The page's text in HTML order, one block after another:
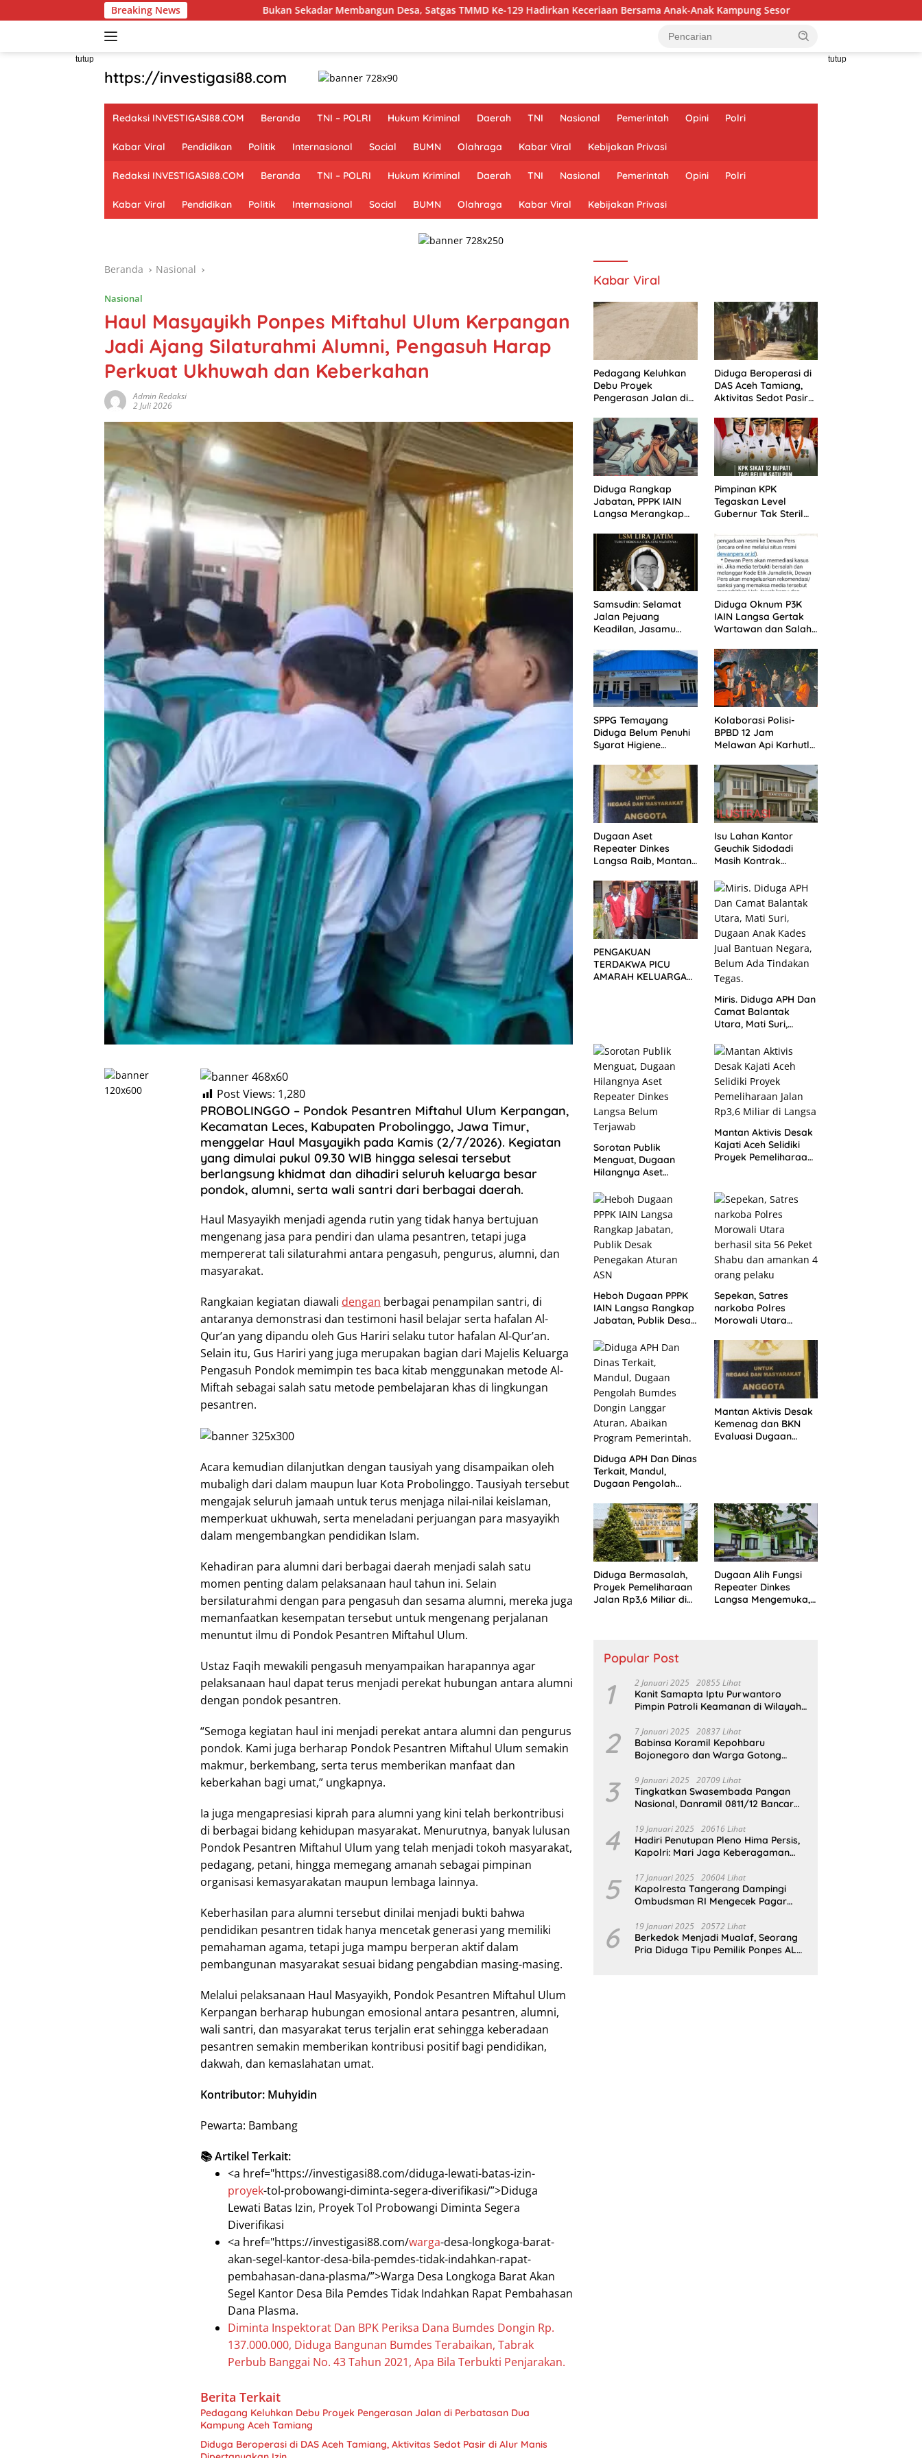
ke
Breaking NewsBukan Sekadar Membangun Desa, Satgas TMMD Ke-129 Hadirkan Keceriaan Bersama Anak-Anak Kampung Sesor Wapang TNI Tinjau Kesiapan Yonif TP di
tutup tutup
https://investigasi88.com
Redaksi INVESTIGASI88.COM Beranda TNI – POLRI Hukum Kriminal Daerah TNI Nasional Pemerintah Opini Polri
Kabar Viral Pendidikan Politik Internasional Social BUMN Olahraga Kabar Viral Kebijakan Privasi
Redaksi INVESTIGASI88.COM Beranda TNI – POLRI Hukum Kriminal Daerah TNI Nasional Pemerintah Opini Polri
Kabar Viral Pendidikan Politik Internasional Social BUMN Olahraga Kabar Viral Kebijakan Privasi
Beranda Nasional
Nasional
Haul Masyayikh Ponpes Miftahul Ulum Kerpangan
Jadi Ajang Silaturahmi Alumni, Pengasuh Harap
Perkuat Ukhuwah dan Keberkahan
Admin Redaksi
2 Juli 2026
Post Views: 1,280
PROBOLINGGO – Pondok Pesantren Miftahul Ulum Kerpangan,
Kecamatan Leces, Kabupaten Probolinggo, Jawa Timur,
menggelar Haul Masyayikh pada Kamis (2/7/2026). Kegiatan
yang dimulai pukul 09.30 WIB hingga selesai tersebut
berlangsung khidmat dan dihadiri seluruh keluarga besar
pondok, alumni, serta wali santri dari berbagai daerah.
Haul Masyayikh menjadi agenda rutin yang tidak hanya bertujuan
mengenang jasa para pendiri dan ulama pesantren, tetapi juga
mempererat tali silaturahmi antara pengasuh, pengurus, alumni, dan
masyarakat.
Rangkaian kegiatan diawali dengan berbagai penampilan santri, di
antaranya demonstrasi dan testimoni hasil belajar serta hafalan Al-
Qur’an yang dipandu oleh Gus Hariri selaku tutor hafalan Al-Qur’an.
Selain itu, Gus Hariri yang juga merupakan bagian dari Majelis Keluarga
Pengasuh Pondok memimpin tes baca kitab menggunakan metode Al-
Miftah sebagai salah satu metode pembelajaran khas di lingkungan
pesantren.
Acara kemudian dilanjutkan dengan tausiyah yang disampaikan oleh
mubaligh dari dalam maupun luar Kota Probolinggo. Tausiyah tersebut
mengajak seluruh jamaah untuk terus menjaga nilai-nilai keislaman,
memperkuat ukhuwah, serta meneladani perjuangan para masyayikh
dalam mengembangkan pendidikan Islam.
Kehadiran para alumni dari berbagai daerah menjadi salah satu
momen penting dalam pelaksanaan haul tahun ini. Selain
bersilaturahmi dengan para pengasuh dan sesama alumni, mereka juga
memanfaatkan kesempatan tersebut untuk mengenang perjalanan
menuntut ilmu di Pondok Pesantren Miftahul Ulum.
Ustaz Faqih mewakili pengasuh menyampaikan harapannya agar
pelaksanaan haul dapat terus menjadi perekat hubungan antara alumni
dengan pondok pesantren.
“Semoga kegiatan haul ini menjadi perekat antara alumni dan pengurus
pondok. Kami juga berharap Pondok Pesantren Miftahul Ulum semakin
makmur, berkembang, serta terus memberikan manfaat dan
keberkahan bagi umat,” ungkapnya.
Ia juga mengapresiasi kiprah para alumni yang kini telah berkontribusi
di berbagai bidang kehidupan masyarakat. Menurutnya, banyak lulusan
Pondok Pesantren Miftahul Ulum yang telah menjadi tokoh masyarakat,
pedagang, petani, hingga memegang amanah sebagai pimpinan
organisasi kemasyarakatan maupun lembaga lainnya.
Keberhasilan para alumni tersebut dinilai menjadi bukti bahwa
pendidikan pesantren tidak hanya mencetak generasi yang memiliki
pemahaman agama, tetapi juga mampu berperan aktif dalam
pembangunan masyarakat sesuai bidang pengabdian masing-masing.
Melalui pelaksanaan Haul Masyayikh, Pondok Pesantren Miftahul Ulum
Kerpangan berharap hubungan emosional antara pesantren, alumni,
wali santri, dan masyarakat terus terjalin erat sehingga keberadaan
pesantren semakin memberikan kontribusi positif bagi pendidikan,
dakwah, dan kemaslahatan umat.
Kontributor: Muhyidin
Pewarta: Bambang
📚 Artikel Terkait:
<a href="https://investigasi88.com/diduga-lewati-batas-izin-
proyek-tol-probowangi-diminta-segera-diverifikasi/”>Diduga
Lewati Batas Izin, Proyek Tol Probowangi Diminta Segera
Diverifikasi
<a href="https://investigasi88.com/warga-desa-longkoga-barat-
akan-segel-kantor-desa-bila-pemdes-tidak-indahkan-rapat-
pembahasan-dana-plasma/”>Warga Desa Longkoga Barat Akan
Segel Kantor Desa Bila Pemdes Tidak Indahkan Rapat Pembahasan
Dana Plasma.
Diminta Inspektorat Dan BPK Periksa Dana Bumdes Dongin Rp.
137.000.000, Diduga Bangunan Bumdes Terabaikan, Tabrak
Perbub Banggai No. 43 Tahun 2021, Apa Bila Terbukti Penjarakan.
Berita Terkait
Pedagang Keluhkan Debu Proyek Pengerasan Jalan di Perbatasan Dua
Kampung Aceh Tamiang
Diduga Beroperasi di DAS Aceh Tamiang, Aktivitas Sedot Pasir di Alur Manis
Kabar Viral
Pedagang Keluhkan
Debu Proyek
Pengerasan Jalan di
Kampung Aceh
Tamiang
Diduga Beroperasi di
DAS Aceh Tamiang,
Aktivitas Sedot Pasir
Dipertanyakan Izin
Diduga Rangkap
Jabatan, PPPK IAIN
Langsa Merangkap
Sorotan Warga
Pimpinan KPK
Tegaskan Level
Gubernur Tak Steril
Cukup, Bukan
Dilindungi
Samsudin: Selamat
Jalan Pejuang
Keadilan, Jasamu
Diduga Oknum P3K
IAIN Langsa Gertak
Wartawan dan Salah
Klarifikasi ke Media
SPPG Temayang
Diduga Belum Penuhi
Syarat Higiene
Publik
Kolaborasi Polisi-
BPBD 12 Jam
Melawan Api Karhutla
Dugaan Aset
Repeater Dinkes
Langsa Raib, Mantan
Penegak Hukum
Bergerak
Isu Lahan Kantor
Geuchik Sidodadi
Masih Kontrak
Penjelasan Perangkat
Desa
PENGAKUAN
TERDAKWA PICU
AMARAH KELUARGA
Miris. Diduga APH Dan
Camat Balantak
Utara, Mati Suri,
Jual Bantuan Negara,
Belum Ada Tindakan
Tegas. ​
Sorotan Publik
Menguat, Dugaan
Hilangnya Aset
Langsa Belum
Terjawab
Mantan Aktivis Desak
Kajati Aceh Selidiki
Proyek Pemeliharaan
Heboh Dugaan PPPK
IAIN Langsa Rangkap
Jabatan, Publik Desak
ASN
Sepekan, Satres
narkoba Polres
Morowali Utara
Shabu dan amankan
4 orang pelaku
Diduga APH Dan Dinas
Terkait, Mandul,
Dugaan Pengolah
Langgar Aturan,
Abaikan Program
Pemerintah.
Mantan Aktivis Desak
Kemenag dan BKN
Evaluasi Dugaan
Diduga Bermasalah,
Proyek Pemeliharaan
Jalan Rp3,6 Miliar di
Dugaan Alih Fungsi
Repeater Dinkes
Langsa Mengemuka,
Popular Post
1 2 Januari 2025 20855 Lihat
Kanit Samapta Iptu Purwantoro
Pimpin Patroli Keamanan di Wilayah
2 7 Januari 2025 20837 Lihat
Babinsa Koramil Kepohbaru
Bojonegoro dan Warga Gotong
Gedung SDN Pejok
3 9 Januari 2025 20709 Lihat
Tingkatkan Swasembada Pangan
Nasional, Danramil 0811/12 Bancar
Petani Tanam Padi Di Desa Pugoh
4 19 Januari 2025 20616 Lihat
Hadiri Penutupan Pleno Hima Persis,
Kapolri: Mari Jaga Keberagaman
2045
5 17 Januari 2025 20604 Lihat
Kapolresta Tangerang Dampingi
Ombudsman RI Mengecek Pagar
6 19 Januari 2025 20572 Lihat
Berkedok Menjadi Mualaf, Seorang
Pria Diduga Tipu Pemilik Ponpes AL